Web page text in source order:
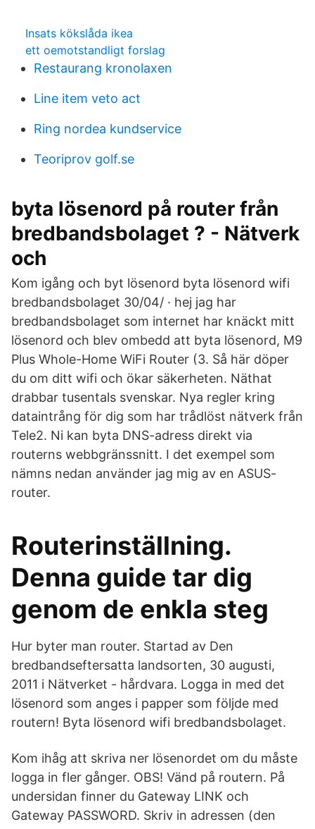
Insats kökslåda ikea
ett oemotstandligt forslag
Restaurang kronolaxen
Line item veto act
Ring nordea kundservice
Teoriprov golf.se
byta lösenord på router från
bredbandsbolaget ? - Nätverk
och
Kom igång och byt lösenord byta lösenord wifi
bredbandsbolaget 30/04/ · hej jag har
bredbandsbolaget som internet har knäckt mitt
lösenord och blev ombedd att byta lösenord, M9
Plus Whole-Home WiFi Router (3. Så här döper
du om ditt wifi och ökar säkerheten. Näthat
drabbar tusentals svenskar. Nya regler kring
dataintrång för dig som har trådlöst nätverk från
Tele2. Ni kan byta DNS-adress direkt via
routerns webbgränssnitt. I det exempel som
nämns nedan använder jag mig av en ASUS-
router.
Routerinställning.
Denna guide tar dig
genom de enkla steg
Hur byter man router. Startad av Den
bredbandseftersatta landsorten, 30 augusti,
2011 i Nätverket - hårdvara. Logga in med det
lösenord som anges i papper som följde med
routern! Byta lösenord wifi bredbandsbolaget.
Kom ihåg att skriva ner lösenordet om du måste
logga in fler gånger. OBS! Vänd på routern. På
undersidan finner du Gateway LINK och
Gateway PASSWORD. Skriv in adressen (den